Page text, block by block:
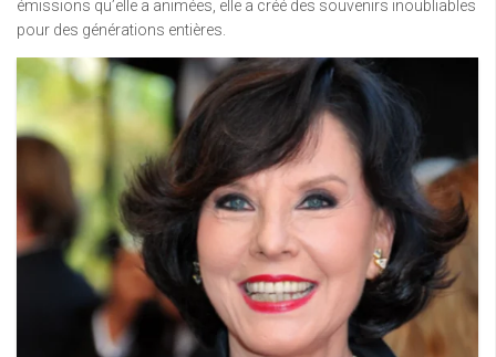
émissions qu’elle a animées, elle a créé des souvenirs inoubliables
pour des générations entières.